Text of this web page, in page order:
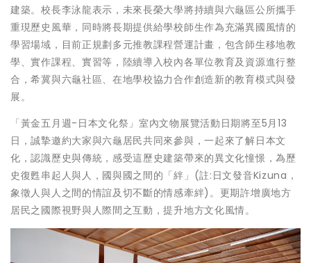
建築。校長李泳龍表示，未來長榮大學將持續與六龜區公所攜手
重現歷史風華，同時將長期提供給學校師生作為充滿異國風情的
學習場域，目前正規劃多元推教課程營運計畫，包含師生移地教
學、實作課程、實習等，陸續導入校內各單位教育及資源進行整
合，希冀與六龜社區、在地學校協力合作創造新的教育模式與發
展。
「黃金五月週-日本文化祭」室內文物展覽活動日期將至5月13
日，誠摯邀約大家與六龜居民共同來參與，一起來了解日本文
化，認識歷史與傳統，感受這歷史建築帶來的異文化憧憬，為歷
史復甦串起人與人，國與國之間的「絆」(註:日文發音Kizuna，
象徵人與人之間的情誼及切不斷的情感牽絆)。更期許增廣地方
居民之國際視野與人際間之互動，提升地方文化風情。